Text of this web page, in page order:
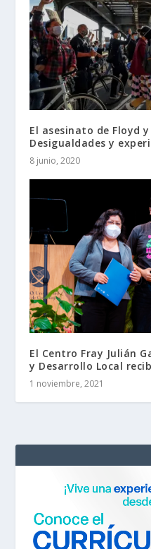
El asesinato de Floyd
Desigualdades y
8 junio, 2020
El Centro Fray Julián
y Desarrollo Local
1 noviembre, 2021